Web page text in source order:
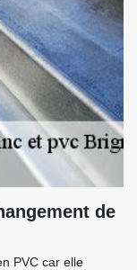
de
PVC car elle